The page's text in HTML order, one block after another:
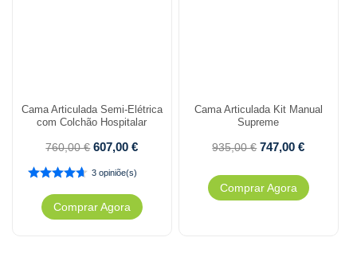
Cama Articulada Semi-Elétrica
com Colchão Hospitalar
760,00€ 607,00€
3 opiniõe(s)
Comprar Agora
Cama Articulada Kit Manual
Supreme
935,00€ 747,00€
Comprar Agora